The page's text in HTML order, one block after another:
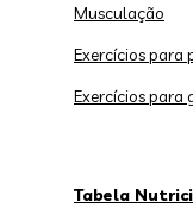
Musculação
Exercícios para
Exercícios para
Tabela